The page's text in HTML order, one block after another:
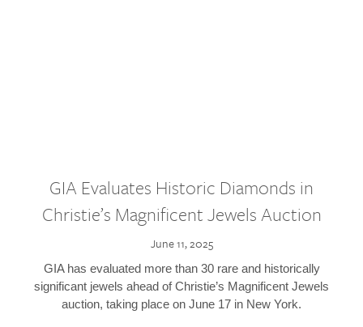
GIA Evaluates Historic Diamonds in
Christie’s Magnificent Jewels Auction
June 11, 2025
GIA has evaluated more than 30 rare and historically
significant jewels ahead of Christie’s Magnificent Jewels
auction, taking place on June 17 in New York.